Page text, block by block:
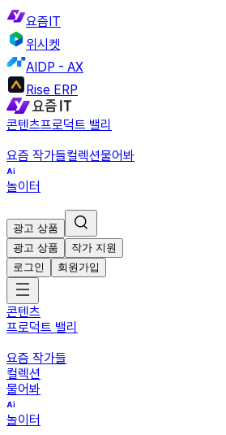
요즘IT
위시켓
AIDP - AX
Rise ERP
콘텐츠프로덕트 밸리
요즘 작가들컬렉션물어봐
놀이터
광고 상품
광고 상품
작가 지원
로그인
회원가입
콘텐츠
프로덕트 밸리
요즘 작가들
컬렉션
물어봐
놀이터